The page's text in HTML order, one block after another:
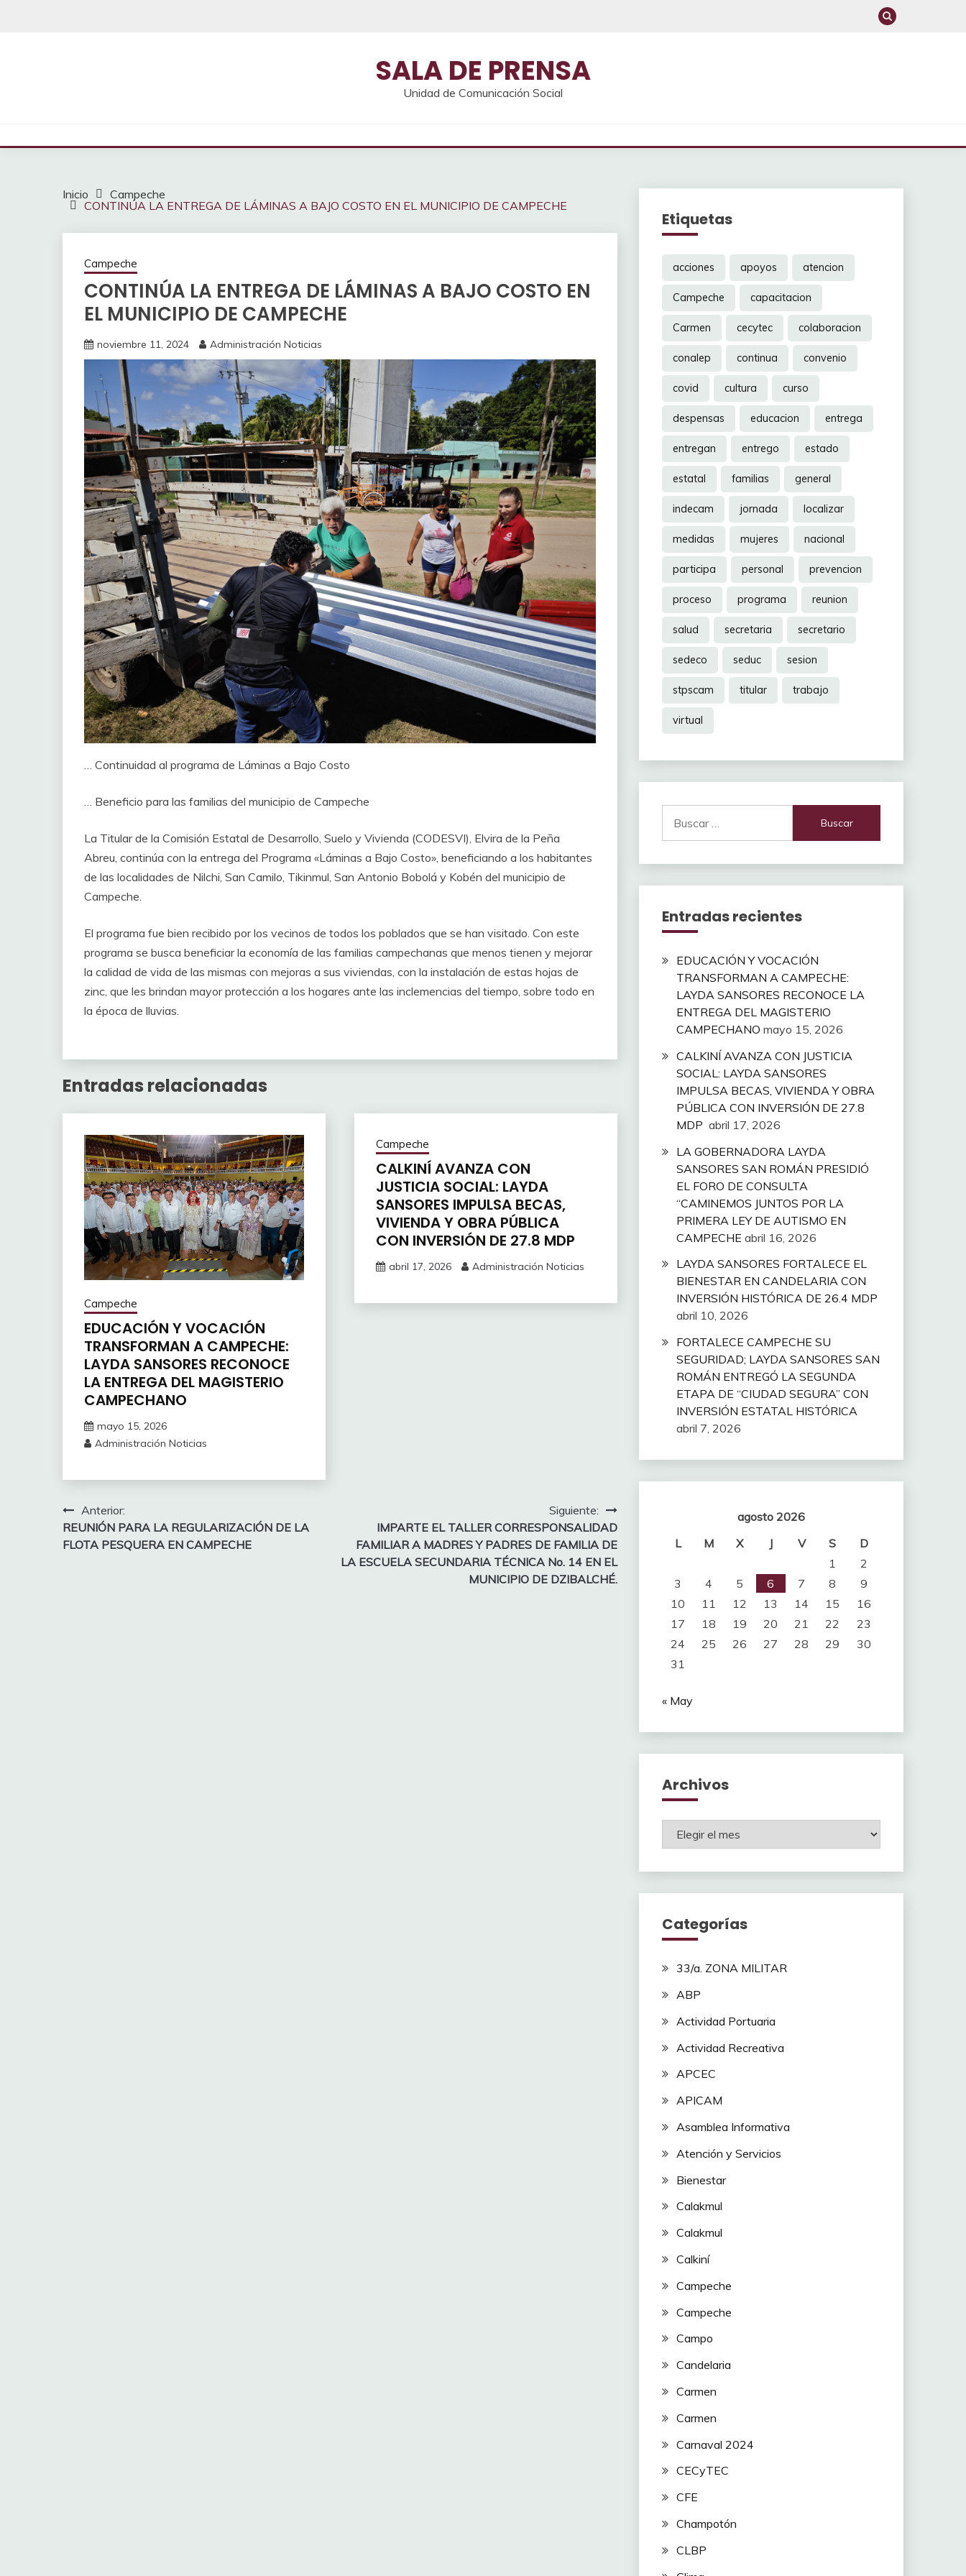
SALA DE PRENSA
Unidad de Comunicación Social
Inicio
Campeche
CONTINÚA LA ENTREGA DE LÁMINAS A BAJO COSTO EN EL MUNICIPIO DE CAMPECHE
Campeche
CONTINÚA LA ENTREGA DE LÁMINAS A BAJO COSTO EN
EL MUNICIPIO DE CAMPECHE
noviembre 11, 2024 Administración Noticias
… Continuidad al programa de Láminas a Bajo Costo
… Beneficio para las familias del municipio de Campeche
La Titular de la Comisión Estatal de Desarrollo, Suelo y Vivienda (CODESVI), Elvira de la Peña
Abreu, continúa con la entrega del Programa «Láminas a Bajo Costo», beneficiando a los habitantes
de las localidades de Nilchi, San Camilo, Tikinmul, San Antonio Bobolá y Kobén del municipio de
Campeche.
El programa fue bien recibido por los vecinos de todos los poblados que se han visitado. Con este
programa se busca beneficiar la economía de las familias campechanas que menos tienen y mejorar
la calidad de vida de las mismas con mejoras a sus viviendas, con la instalación de estas hojas de
zinc, que les brindan mayor protección a los hogares ante las inclemencias del tiempo, sobre todo en
la época de lluvias.
Entradas relacionadas
Campeche
EDUCACIÓN Y VOCACIÓN
TRANSFORMAN A CAMPECHE:
LAYDA SANSORES RECONOCE
LA ENTREGA DEL MAGISTERIO
CAMPECHANO
mayo 15, 2026
Administración Noticias
Campeche
CALKINÍ AVANZA CON
JUSTICIA SOCIAL: LAYDA
SANSORES IMPULSA BECAS,
VIVIENDA Y OBRA PÚBLICA
CON INVERSIÓN DE 27.8 MDP
abril 17, 2026 Administración Noticias
Navegación
de
Anterior:
REUNIÓN PARA LA REGULARIZACIÓN DE LA
FLOTA PESQUERA EN CAMPECHE
Siguiente:
IMPARTE EL TALLER CORRESPONSALIDAD
FAMILIAR A MADRES Y PADRES DE FAMILIA DE
LA ESCUELA SECUNDARIA TÉCNICA No. 14 EN EL
MUNICIPIO DE DZIBALCHÉ.
Etiquetas
acciones apoyos atencion
Campeche capacitacion
Carmen cecytec colaboracion
conalep continua convenio
covid cultura curso
despensas educacion entrega
entregan entrego estado
estatal familias general
indecam jornada localizar
medidas mujeres nacional
participa personal prevencion
proceso programa reunion
salud secretaria secretario
sedeco seduc sesion
stpscam titular trabajo
virtual
Entradas recientes
EDUCACIÓN Y VOCACIÓN
TRANSFORMAN A CAMPECHE:
LAYDA SANSORES RECONOCE LA
ENTREGA DEL MAGISTERIO
CAMPECHANO mayo 15, 2026
CALKINÍ AVANZA CON JUSTICIA
SOCIAL: LAYDA SANSORES
IMPULSA BECAS, VIVIENDA Y OBRA
PÚBLICA CON INVERSIÓN DE 27.8
MDP abril 17, 2026
LA GOBERNADORA LAYDA
SANSORES SAN ROMÁN PRESIDIÓ
EL FORO DE CONSULTA
“CAMINEMOS JUNTOS POR LA
PRIMERA LEY DE AUTISMO EN
CAMPECHE abril 16, 2026
LAYDA SANSORES FORTALECE EL
BIENESTAR EN CANDELARIA CON
INVERSIÓN HISTÓRICA DE 26.4 MDP
abril 10, 2026
FORTALECE CAMPECHE SU
SEGURIDAD; LAYDA SANSORES SAN
ROMÁN ENTREGÓ LA SEGUNDA
ETAPA DE “CIUDAD SEGURA” CON
INVERSIÓN ESTATAL HISTÓRICA
abril 7, 2026
agosto 2026
L
M X J V S
D
1
2
3
4 5 6 7 8
9
10
11 12 13 14 15
16
17
18 19 20 21 22
23
24
25 26 27 28 29
30
31
« May
Archivos
Archivos
Categorías
33/a. ZONA MILITAR
ABP
Actividad Portuaria
Actividad Recreativa
APCEC
APICAM
Asamblea Informativa
Atención y Servicios
Bienestar
Calakmul
Calakmul
Calkiní
Campeche
Campeche
Campo
Candelaria
Carmen
Carmen
Carnaval 2024
CECyTEC
CFE
Champotón
CLBP